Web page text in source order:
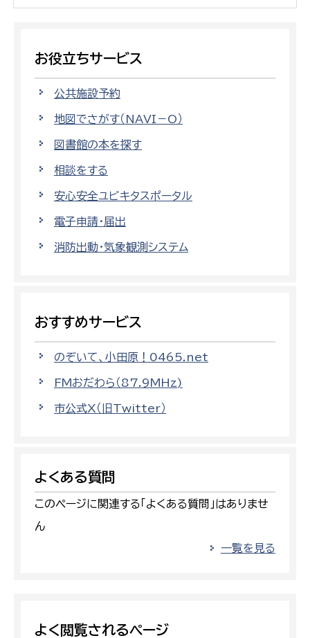
お役立ちサービス
公共施設予約
地図でさがす（NAVI－O）
図書館の本を探す
相談をする
安心安全ユビキタスポータル
電子申請・届出
消防出動・気象観測システム
おすすめサービス
のぞいて、小田原！0465.net
FMおだわら（87.9MHz)
市公式X（旧Twitter）
よくある質問
このページに関連する「よくある質問」はありませ
ん
一覧を見る
よく閲覧されるページ